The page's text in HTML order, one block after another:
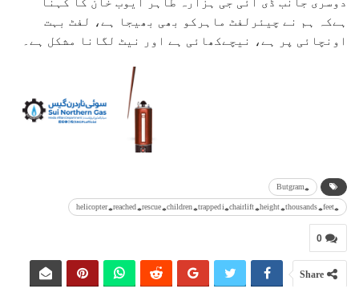
ہےکہ ہم نے چیئرلفٹ ماہرکو بھی بھیجا ہے، لفٹ بہت
اونچائی پر ہے، نیچےکھائی ہے اور نیٹ لگانا مشکل ہے۔
#Butgram
#helicopter #reached #rescue #children #trapped i#chairlift #height #thousands #feet
0
Share